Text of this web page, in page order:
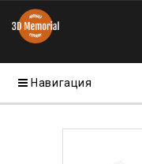
Навигация